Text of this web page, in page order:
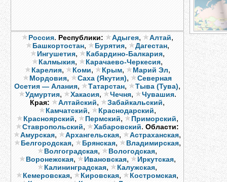
Россия. Республики: Адыгея, Алтай,
Башкортостан, Бурятия, Дагестан,
Ингушетия, Кабардино-Балкария,
Калмыкия, Карачаево-Черкесия,
Карелия, Коми, Крым, Марий Эл,
Мордовия, Саха (Якутия),
Северная
Осетия — Алания, Татарстан, Тыва (Тува),
Удмуртия, Хакасия, Чечня, Чувашия.
Края: Алтайский, Забайкальский,
Камчатский, Краснодарский,
Красноярский, Пермский, Приморский,
Ставропольский, Хабаровский. Области:
Амурская, Архангельская, Астраханская,
Белгородская, Брянская, Владимирская,
Волгоградская, Вологодская,
Воронежская, Ивановская, Иркутская,
Калининградская, Калужская,
Кемеровская, Кировская, Костромская,